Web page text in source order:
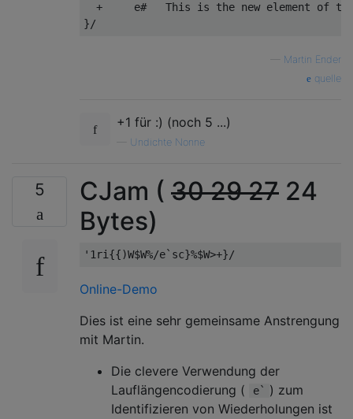
+     e#   This is the new element of
Martin Ender
quelle
+1 für :) (noch 5 ...)
Undichte Nonne
5 CJam ( 30 29 27 24
Bytes)
Online-Demo
Dies ist eine sehr gemeinsame Anstrengung
mit Martin.
Die clevere Verwendung der
Lauflängencodierung (
e` ) zum
Identifizieren von Wiederholungen ist